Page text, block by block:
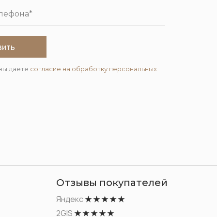
даете согласие на обработку персональных
Отзывы покупателей
Яндекс★ ★ ★ ★ ★
2GIS★ ★ ★ ★ ★